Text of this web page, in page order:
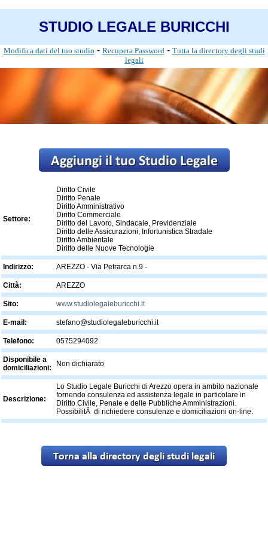
STUDIO LEGALE BURICCHI
Modifica dati del tuo studio - Recupera Password - Tutta la directory degli studi
legali
Settore:
Diritto Civile
Diritto Penale
Diritto Amministrativo
Diritto Commerciale
Diritto del Lavoro, Sindacale, Previdenziale
Diritto delle Assicurazioni, Infortunistica Stradale
Diritto Ambientale
Diritto delle Nuove Tecnologie
Indirizzo: AREZZO - Via Petrarca n.9 -
Città: AREZZO
Sito: www.studiolegaleburicchi.it
E-mail: stefano@studiolegaleburicchi.it
Telefono: 0575294092
Disponibile a
domiciliazioni:
Non dichiarato
Descrizione:
Lo Studio Legale Buricchi di Arezzo opera in ambito nazionale
fornendo consulenza ed assistenza legale in particolare in
Diritto Civile, Penale e delle Pubbliche Amministrazioni.
PossibilitÃ di richiedere consulenze e domiciliazioni on-line.